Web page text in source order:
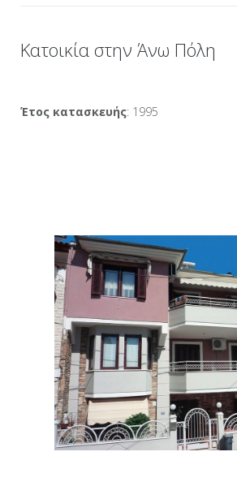
Κατοικία στην Άνω Πόλη
Έτος κατασκευής: 1995